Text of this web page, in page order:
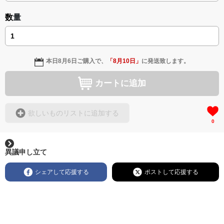
数量
本日8月6日 ご購入で、 「8月10日 」 に発送致します。
カートに追加
欲しいものリストに追加する
0
異議申し立て
シェアして応援する ポストして応援する